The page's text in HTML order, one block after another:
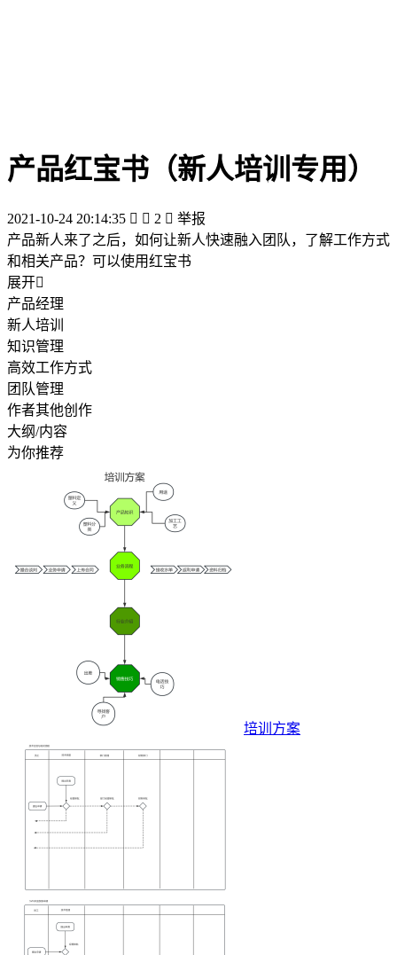
产品红宝书（新人培训专用）
2021-10-24 20:14:35   2  举报
产品新人来了之后，如何让新人快速融入团队，了解工作方式
和相关产品？可以使用红宝书
展开
产品经理
新人培训
知识管理
高效工作方式
团队管理
作者其他创作
大纲/内容
为你推荐
培训方案